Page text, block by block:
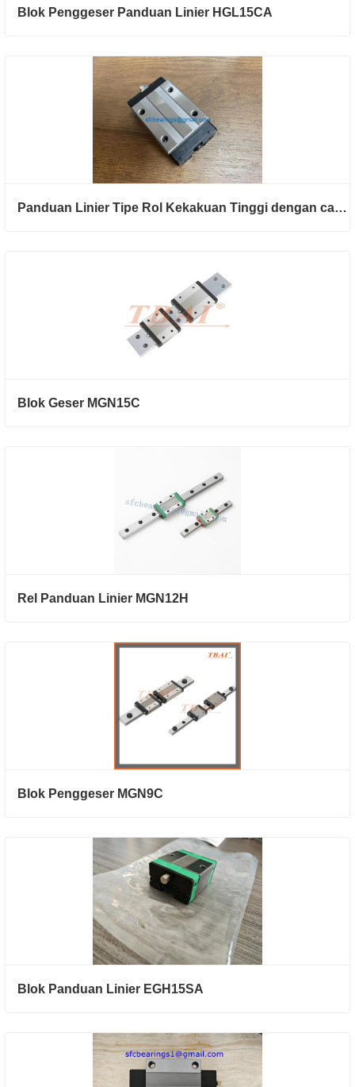
Blok Penggeser Panduan Linier HGL15CA
Panduan Linier Tipe Rol Kekakuan Tinggi dengan cara RGH45CA
Blok Geser MGN15C
Rel Panduan Linier MGN12H
Blok Penggeser MGN9C
Blok Panduan Linier EGH15SA